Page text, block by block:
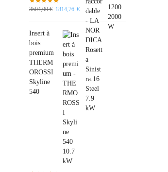
3504,00€ 1814,76 €
Insert à
bois
premium
THERM
OROSSI
Skyline
540